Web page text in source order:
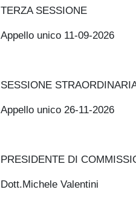
TERZA SESSIONE
Appello unico 11-09-2026
SESSIONE
Appello unico 26-11-2026
PRESIDENTE DI
Dott.Michele Valentini